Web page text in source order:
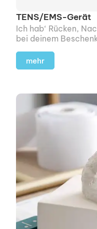
TENS/EMS-Gerät
Ich hab‘ Rücken,
bei deinem
Physio-Termin
was Gutes tun.
mehr